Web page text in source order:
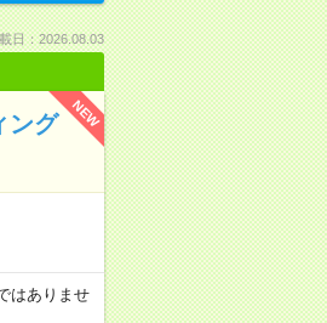
日：2026.08.03
NEW
ング
はありませ